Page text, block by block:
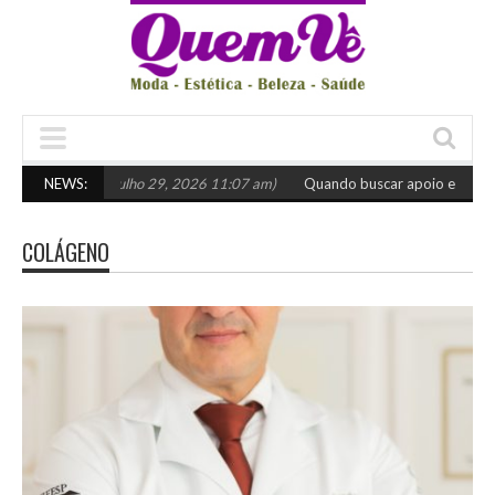
NEWS:
o certo (julho 29, 2026 11:07 am) Quando buscar apoio
COLÁGENO